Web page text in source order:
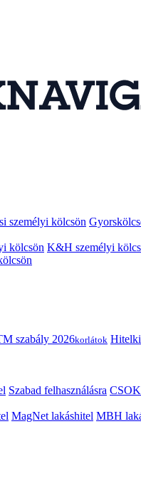
személyi kölcsön
kölcsön K&H személyi
szabály 2026korlátok
Szabad felhasználásra
MagNet lakáshitel MBH